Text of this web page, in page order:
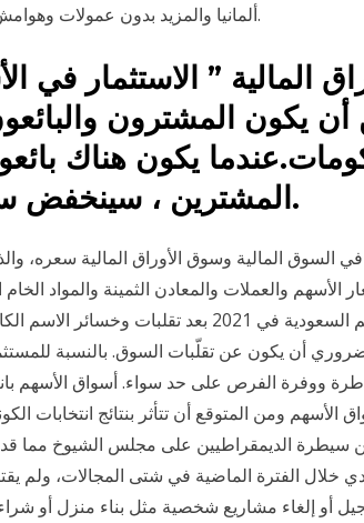
USA ،UK، ألمانيا والمزيد بدون عمولات وهوامش ضيقة.
المالية ” الاستثمار في
أن يكون المشترون
يكون هناك
المشترين ، سينخفض سعر السهم.
السوق المالية وسوق الأوراق المالية سعره،
الهجرة توقعات بانتعاش سوق الأسهم السعودية في 2021 بعد
أن يكون عن تقلّبات السوق. بالنسبة
ووفرة الفرص على حد سواء. أسواق الأسهم
الأسهم ومن المتوقع أن تتأثر بنتائج انتخابات
الديمقراطيين على مجلس الشيوخ مما
خلال الفترة الماضية في شتى المجالات، ولم
أو إلغاء مشاريع شخصية مثل بناء منزل أو